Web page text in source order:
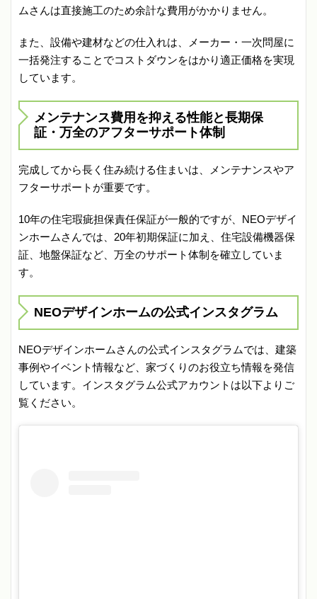
ムさんは直接施工のため余計な費用がかかりません。
また、設備や建材などの仕入れは、メーカー・一次問屋に
一括発注することでコストダウンをはかり適正価格を実現
しています。
メンテナンス費用を抑える性能と長期保
証・万全のアフターサポート体制
完成してから長く住み続ける住まいは、メンテナンスやア
フターサポートが重要です。
10年の住宅瑕疵担保責任保証が一般的ですが、NEOデザイ
ンホームさんでは、20年初期保証に加え、住宅設備機器保
証、地盤保証など、万全のサポート体制を確立していま
す。
NEOデザインホームの公式インスタグラム
NEOデザインホームさんの公式インスタグラムでは、建築
事例やイベント情報など、家づくりのお役立ち情報を発信
しています。インスタグラム公式アカウントは以下よりご
覧ください。